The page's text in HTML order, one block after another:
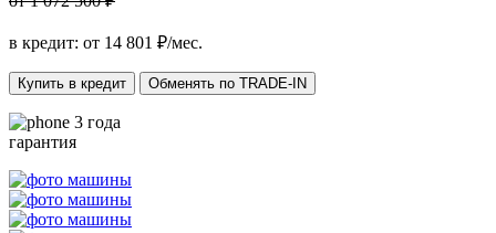
в кредит: от 14 801 ₽/мес.
Купить в кредит Обменять по TRADE-IN
3 года
гарантия